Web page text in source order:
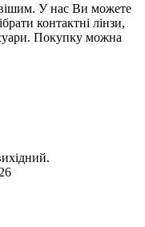
У нас Ви можете
контактні лінзи,
Покупку можна